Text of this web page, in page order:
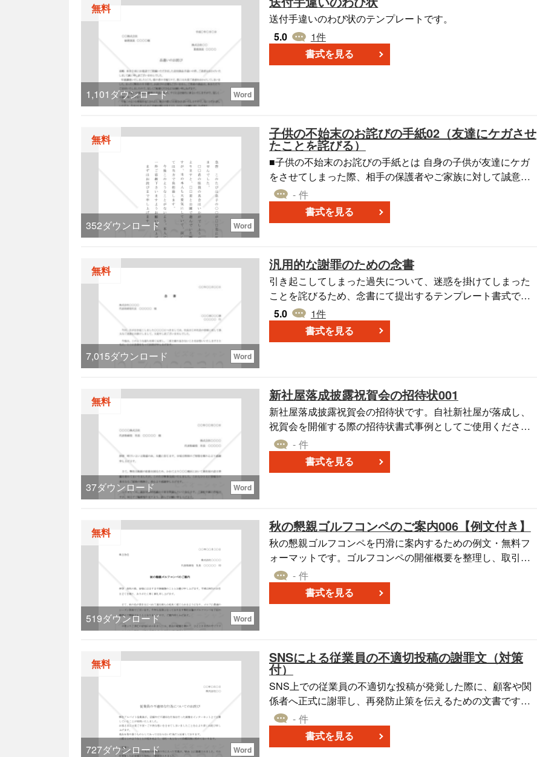
無料
1,101 ダウンロード Word
送付手違いのわび状のテンプレートです。
5.0
1件
書式を見る
無料
352ダウンロード Word
子供の不始末のお詫びの手紙02（友達にケガさせ
たことを詫びる）
■子供の不始末のお詫びの手紙とは 自身の子供が友達にケガ
をさせてしまった際、相手の保護者やご家族に対して誠意あ
る謝罪の意を伝えるための手紙・文書です。子供同士のトラ
ブルはデリケートな問題であり、迅速かつ丁寧な謝罪が重要
です。悲しく、慌ててしまう気持ちもあるかと思いますが、
例文を参考にしながら誠実な表現で気持ちを伝えましょう。
一秒でも早く、相手に対する配慮を示す対応に繋げてくださ
い。 ■利用シーン ・子供が友達にケガを負わせてしまい、保
護者として謝罪したい場合（例：学校や公園でのトラブル）
・相手の保護者に誠意を示し、良好な関係を維持したい場合
（例：友達関係の継続を望む場合） ・トラブルの再発防止を
ょう。 ＜トラブルの経緯を簡潔に記載＞ 詳細を述べすぎるの
は避け、簡潔に状況を説明すると、相手に分かりやすく伝わ
ります。 ＜今後の改善意識を明確に示す＞ 「今後はこのよう
なことがないよう十分に注意させます」など、再発防止への
取り組みを明示すると誠意が伝わりやすくなります。 ■テン
プレートのメリット ＜丁寧で誠実な謝罪が可能＞ 誠意ある表
が伝わる構成になっており、信頼関係を損なわずに対応でき
ます。 ＜内容を調整可能＞ Word形式のテンプレートなの
で、ご状況に合わせて内容を簡単に編集できます。 文例入り
の書式が無料でダウンロード可能ですので、まずは迅速な対
応が求められる謝罪文の作成に最適です。
- 件
書式を見る
無料
7,015ダウンロード Word
汎用的な謝罪のための念書
引き起こしてしまった過失について、迷惑を掛けてしまった
ことを詫びるため、念書にて提出するテンプレート書式で
す。きちんとお詫びをした上で、二度と繰り返さないよう誓
うことを、記述します。
5.0 1件
書式を見る
無料
37ダウンロード Word
新社屋落成披露祝賀会の招待状001
新社屋落成披露祝賀会の招待状です。自社新社屋が落成し、
祝賀会を開催する際の招待状書式事例としてご使用くださ
い。 - 件
書式を見る
無料
519ダウンロード Word
秋の懇親ゴルフコンペのご案内006【例文付き】
秋の懇親ゴルフコンペを円滑に案内するための例文・無料フ
ォーマットです。ゴルフコンペの開催概要を整理し、取引先
や社員、関係者に向けて的確に伝える内容となっています。
季節感を取り入れた挨拶文や、スケジュールの詳細を明記す
ることで、招待者に信頼感と親近感を与える案内状を作成で
深める場として使用されます。 ＜季節イベントとしての開催
＞ 秋の自然を楽しみながら、リフレッシュする目的で利用さ
れます。 ■利用・作成時のポイント ＜明確な開催概要＞ 日
時、場所、費用などの詳細を正確に記載し、参加者にわかり
やすく案内することが重要です。 ＜丁寧な挨拶文＞ 季節の挨
拶や感謝の言葉を盛り込みましょう。 ＜表彰式や懇親会の案
内＞ イベント後の表彰式や懇親会の詳細も明記し、参加を促
- 件
書式を見る
無料
727ダウンロード Word
SNSによる従業員の不適切投稿の謝罪文（対策
付）
SNS上での従業員の不適切な投稿が発覚した際に、顧客や関
係者へ正式に謝罪し、再発防止策を伝えるための文書です。
例文として問題の経緯や具体的な対応策が簡潔に記載されて
おり、信頼回復を目的とした内容で構成されています。Word
形式で無料ダウンロードでき、企業の事情に応じて柔軟に編
- 件
書式を見る